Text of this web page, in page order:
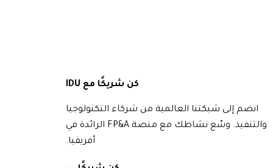
كن شريكًا مع IDU
انضم إلى شبكتنا العالمية من شركاء التكنولوجيا
والتنفيذ. وسّع نشاطك مع منصة FP&A الرائدة في
أفريقيا.